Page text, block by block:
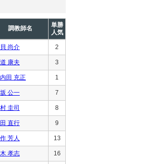
調教師名
単勝
人気
尚介 2
康夫 3
田 充正 1
公一 7
圭司 8
直行 9
芳人 13
孝志 16